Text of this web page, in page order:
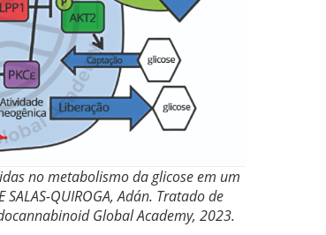
no metabolismo da glicose em um
QUIROGA, Adán. Tratado de
Global Academy, 2023.